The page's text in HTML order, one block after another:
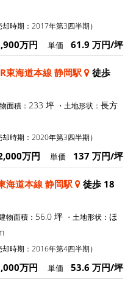
却時期：2017年第3四半期）
万円 単価 61.9 万円/坪
東海道本線 静岡駅
徒歩
面積： 233 坪 ・土地形状： 長方
却時期：2020年第3四半期）
万円 単価 137 万円/坪
海道本線 静岡駅
徒歩 18
物面積： 56.0 坪 ・土地形状： ほ
却時期：2016年第4四半期）
万円 単価 53.6 万円/坪